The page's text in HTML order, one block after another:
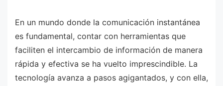
En un mundo donde la comunicación instantánea
es fundamental, contar con herramientas que
faciliten el intercambio de información de manera
rápida y efectiva se ha vuelto imprescindible. La
tecnología avanza a pasos agigantados, y con ella,